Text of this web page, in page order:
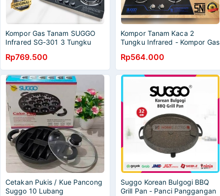
Kompor Gas Tanam SUGGO
Infrared SG-301 3 Tungku
SUGGO SG-301
Rp769.500
Kompor Tanam Kaca 2
Tungku Infrared - Kompor Gas
suggo - kompor tanam
Rp564.000
Cetakan Pukis / Kue Pancong
Suggo 10 Lubang
Suggo Korean Bulgogi BBQ
Grill Pan - Panci Panggangan